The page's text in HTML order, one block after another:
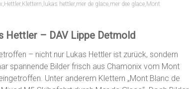
, Hettler, Klettern, lukas hettler,mer de glace,mer dee glace, Mont
Hettler – DAV Lippe Detmold
– nicht nur Lukas Hettler ist zurück, sondern
spannende Bilder frisch aus Chamonix vom Mont
Unter anderem Klettern „Mont Blanc de